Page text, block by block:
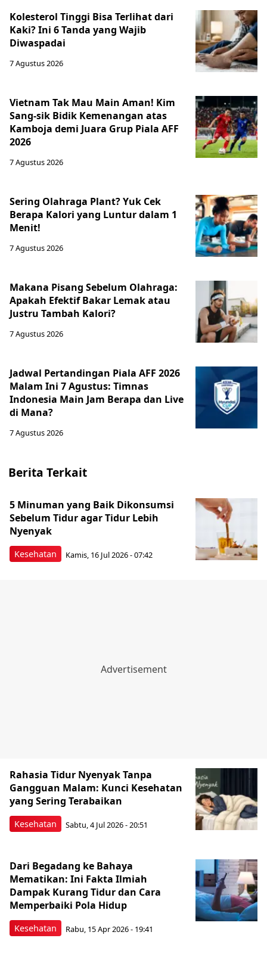
Kolesterol Tinggi Bisa Terlihat dari
Kaki? Ini 6 Tanda yang Wajib
Diwaspadai
7 Agustus 2026
Vietnam Tak Mau Main Aman! Kim
Sang-sik Bidik Kemenangan atas
Kamboja demi Juara Grup Piala AFF
2026
7 Agustus 2026
Sering Olahraga Plant? Yuk Cek
Berapa Kalori yang Luntur dalam 1
Menit!
7 Agustus 2026
Makana Pisang Sebelum Olahraga:
Apakah Efektif Bakar Lemak atau
Justru Tambah Kalori?
7 Agustus 2026
Jadwal Pertandingan Piala AFF 2026
Malam Ini 7 Agustus: Timnas
Indonesia Main Jam Berapa dan Live
di Mana?
7 Agustus 2026
Berita Terkait
Kesehatan
5 Minuman yang Baik Dikonsumsi
Sebelum Tidur agar Tidur Lebih
Nyenyak
Kamis, 16 Jul 2026 - 07:42
Kesehatan
Rahasia Tidur Nyenyak Tanpa
Gangguan Malam: Kunci Kesehatan
yang Sering Terabaikan
Sabtu, 4 Jul 2026 - 20:51
Kesehatan
Dari Begadang ke Bahaya
Mematikan: Ini Fakta Ilmiah
Dampak Kurang Tidur dan Cara
Memperbaiki Pola Hidup
Rabu, 15 Apr 2026 - 19:41